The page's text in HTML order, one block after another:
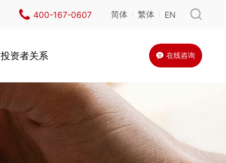
400-167-0607 简体 繁体 EN
检测鉴定
外墙智能机器人实测实量
医院
投资者关系 在线咨询